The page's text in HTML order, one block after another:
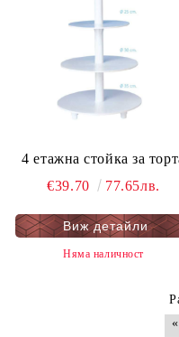
4 етажна стойка за
€39.70
77.65лв.
Виж детайли
Няма наличност
«